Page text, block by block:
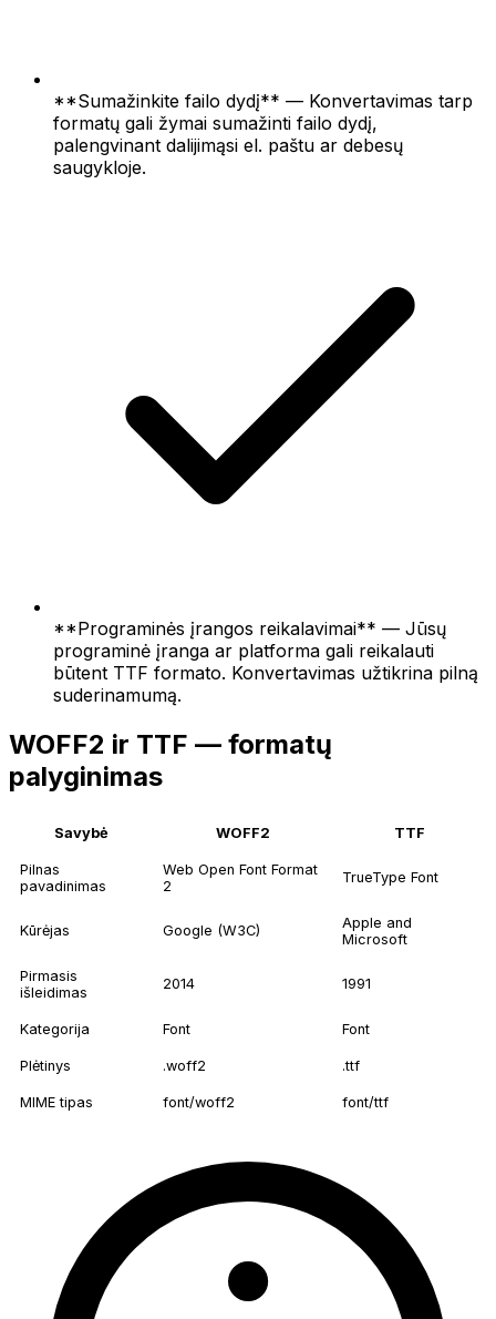
**Sumažinkite failo dydį** — Konvertavimas tarp
formatų gali žymai sumažinti failo dydį,
palengvinant dalijimąsi el. paštu ar debesų
saugykloje.
**Programinės įrangos reikalavimai** — Jūsų
programinė įranga ar platforma gali reikalauti
būtent TTF formato. Konvertavimas užtikrina pilną
suderinamumą.
WOFF2 ir TTF — formatų
palyginimas
Savybė WOFF2 TTF
Pilnas
pavadinimas
Web Open Font Format
2
TrueType Font
Kūrėjas Google (W3C)
Apple and
Microsoft
Pirmasis
išleidimas
2014 1991
Kategorija Font Font
Plėtinys .woff2 .ttf
MIME tipas font/woff2 font/ttf